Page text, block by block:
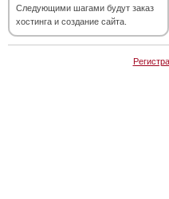
Следующими шагами будут заказ
хостинга и создание сайта.